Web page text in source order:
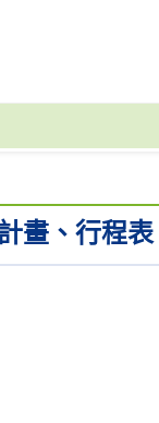
畫、行程